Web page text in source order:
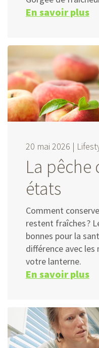
En savoir plus
20 mai 2026 |
La pêche
états
Comment
restent fraîches ?
bonnes pour la
différence avec les
votre lanterne.
En savoir plus